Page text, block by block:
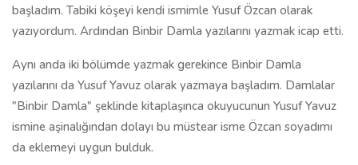
başladım. Tabiki köşeyi kendi ismimle Yusuf Özcan olarak
yazıyordum. Ardından Binbir Damla yazılarını yazmak icap etti.
Aynı anda iki bölümde yazmak gerekince Binbir Damla
yazılarını da Yusuf Yavuz olarak yazmaya başladım. Damlalar
"Binbir Damla" şeklinde kitaplaşınca okuyucunun Yusuf Yavuz
ismine aşinalığından dolayı bu müstear isme Özcan soyadımı
da eklemeyi uygun bulduk.